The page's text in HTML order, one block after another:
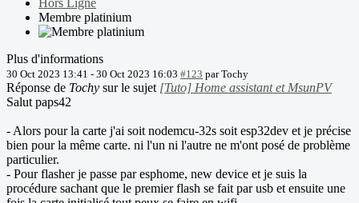
Membre platinium
Plus d'informations
30 Oct 2023 13:41 - 30 Oct 2023 16:03 #123 parTochy
Réponse de Tochy sur le sujet [Tuto] Home assistant et MsunPV
Salut paps42
- Alors pour la carte j'ai soit nodemcu-32s soit esp32dev et je précise
bien pour la même carte. ni l'un ni l'autre ne m'ont posé de problème
particulier.
- Pour flasher je passe par esphome, new device et je suis la
procédure sachant que le premier flash se fait par usb et ensuite une